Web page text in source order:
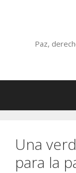
Paz,
Una
para la